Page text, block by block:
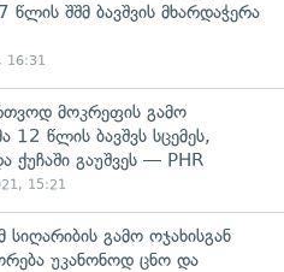
წლის შშმ ბავშვის მხარდაჭერა
16:31
მოკრეფის გამო
12 წლის ბავშვს სცემეს,
ქუჩაში გაუშვეს — PHR
15:21
გამო ოჯახისგან
უკანონოდ ცნო და